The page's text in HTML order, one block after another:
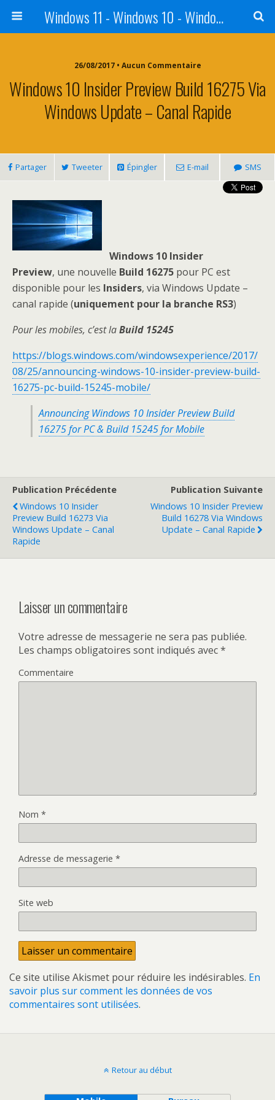
Windows 11 - Windows 10 - Windows 8 - Windows 7 - VISTA
26/08/2017 • Aucun Commentaire
Windows 10 Insider Preview Build 16275 Via
Windows Update – Canal Rapide
Partager Tweeter Épingler E-mail SMS
Windows 10 Insider
Preview, une nouvelle Build 16275 pour PC est
disponible pour les Insiders, via Windows Update –
canal rapide (uniquement pour la branche RS3)
Pour les mobiles, c’est laBuild 15245
https://blogs.windows.com/windowsexperience/2017/
08/25/announcing-windows-10-insider-preview-build-
16275-pc-build-15245-mobile/
Announcing Windows 10 Insider Preview Build
16275 for PC & Build 15245 for Mobile
Publication Précédente
Windows 10 Insider
Preview Build 16273 Via
Windows Update – Canal
Rapide
Publication Suivante
Windows 10 Insider Preview
Build 16278 Via Windows
Update – Canal Rapide
Laisser un commentaire
Votre adresse de messagerie ne sera pas publiée.
Les champs obligatoires sont indiqués avec*
Commentaire
Nom *
Adresse de messagerie *
Site web
Ce site utilise Akismet pour réduire les indésirables. En
savoir plus sur comment les données de vos
commentaires sont utilisées.
Retour au début